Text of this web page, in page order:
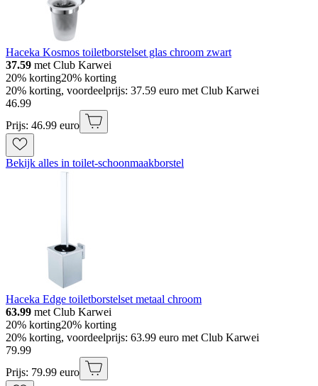
Haceka Kosmos toiletborstelset glas chroom zwart
37.59 met Club Karwei
20% korting20% korting
20% korting, voordeelprijs: 37.59 euro met Club Karwei
46.99
Prijs: 46.99 euro
Bekijk alles in toilet-schoonmaakborstel
Haceka Edge toiletborstelset metaal chroom
63.99 met Club Karwei
20% korting20% korting
20% korting, voordeelprijs: 63.99 euro met Club Karwei
79.99
Prijs: 79.99 euro